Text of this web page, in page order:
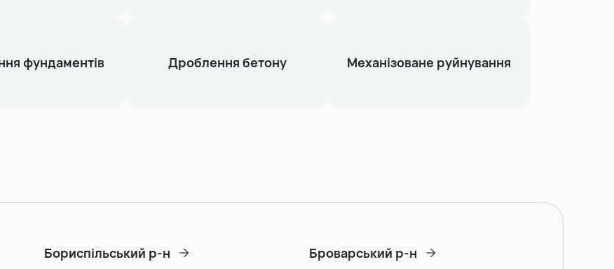
фундаментів Дроблення бетону Механізоване руйнування
Бориспільський р-н Броварський р-н